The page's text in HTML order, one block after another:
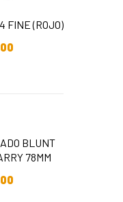
FINE (ROJO)
BLUNT
78MM